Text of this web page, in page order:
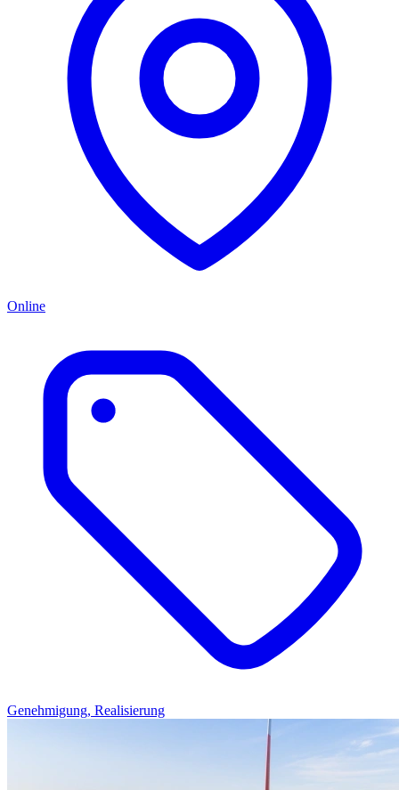
Online
Genehmigung, Realisierung